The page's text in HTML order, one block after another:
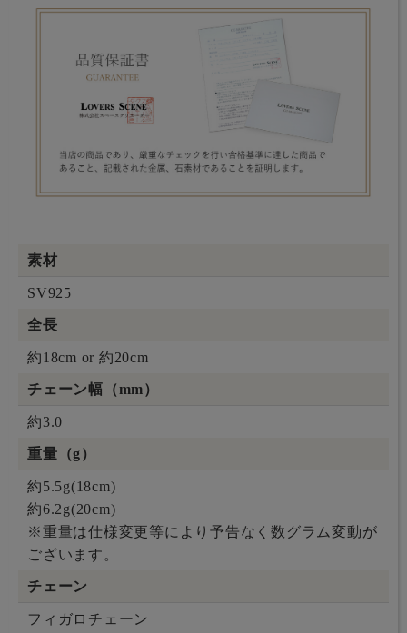
素材
SV925
全長
約18cm or 約20cm
チェーン幅（mm）
約3.0
重量（g）
約5.5g(18cm)
約6.2g(20cm)
※重量は仕様変更等により予告なく数グラム変動が
ございます。
チェーン
フィガロチェーン